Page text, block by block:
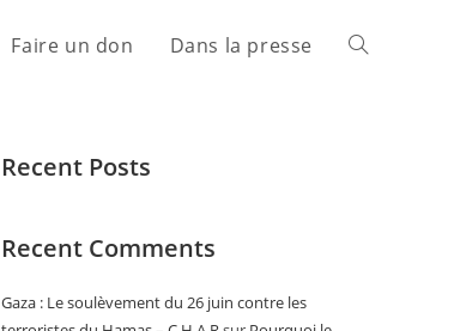
Faire un don Dans la presse
Recent Posts
Recent Comments
Gaza : Le soulèvement du 26 juin contre les